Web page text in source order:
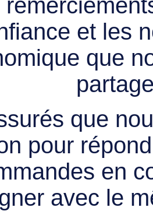
et les
que
que
pour
en
avec le